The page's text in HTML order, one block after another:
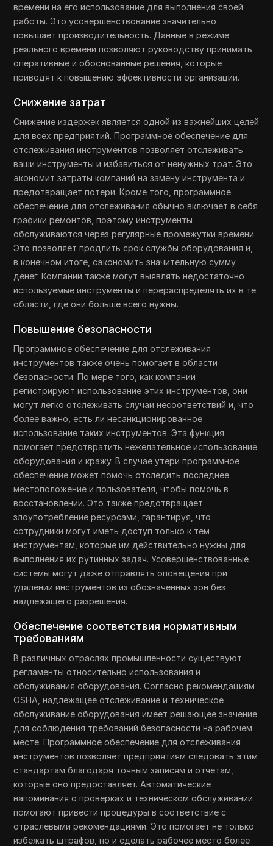
времени на его использование для выполнения своей
работы. Это усовершенствование значительно
повышает производительность. Данные в режиме
реального времени позволяют руководству принимать
оперативные и обоснованные решения, которые
приводят к повышению эффективности организации.
Снижение затрат
Снижение издержек является одной из важнейших целей
для всех предприятий. Программное обеспечение для
отслеживания инструментов позволяет отслеживать
ваши инструменты и избавиться от ненужных трат. Это
экономит затраты компаний на замену инструмента и
предотвращает потери. Кроме того, программное
обеспечение для отслеживания обычно включает в себя
графики ремонтов, поэтому инструменты
обслуживаются через регулярные промежутки времени.
Это позволяет продлить срок службы оборудования и,
в конечном итоге, сэкономить значительную сумму
денег. Компании также могут выявлять недостаточно
используемые инструменты и перераспределять их в те
области, где они больше всего нужны.
Повышение безопасности
Программное обеспечение для отслеживания
инструментов также очень помогает в области
безопасности. По мере того, как компании
регистрируют использование этих инструментов, они
могут легко отслеживать случаи несоответствий и, что
более важно, есть ли несанкционированное
использование таких инструментов. Эта функция
помогает предотвратить нежелательное использование
оборудования и кражу. В случае утери программное
обеспечение может помочь отследить последнее
местоположение и пользователя, чтобы помочь в
восстановлении. Это также предотвращает
злоупотребление ресурсами, гарантируя, что
сотрудники могут иметь доступ только к тем
инструментам, которые им действительно нужны для
выполнения их рутинных задач. Усовершенствованные
системы могут даже отправлять оповещения при
удалении инструментов из обозначенных зон без
надлежащего разрешения.
Обеспечение соответствия нормативным
требованиям
В различных отраслях промышленности существуют
регламенты относительно использования и
обслуживания оборудования. Согласно рекомендациям
OSHA, надлежащее отслеживание и техническое
обслуживание оборудования имеет решающее значение
для соблюдения требований безопасности на рабочем
месте. Программное обеспечение для отслеживания
инструментов позволяет предприятиям следовать этим
стандартам благодаря точным записям и отчетам,
которые оно предоставляет. Автоматические
напоминания о проверках и техническом обслуживании
помогают привести процедуры в соответствие с
отраслевыми рекомендациями. Это помогает не только
избежать штрафов, но и сделать рабочее место более